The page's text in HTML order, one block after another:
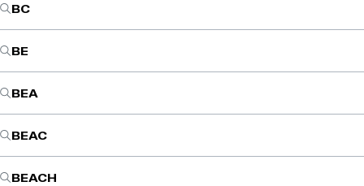
BC
BE
BEA
BEAC
BEACH